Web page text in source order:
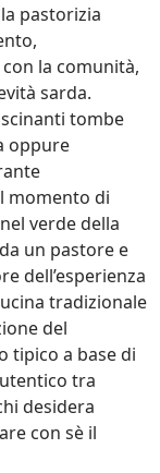
pastorizia
la comunità,
sarda.
tombe
oppure
momento di
verde della
un pastore e
dell’esperienza
tradizionale
del
tipico a base di
tra
desidera
con sè il